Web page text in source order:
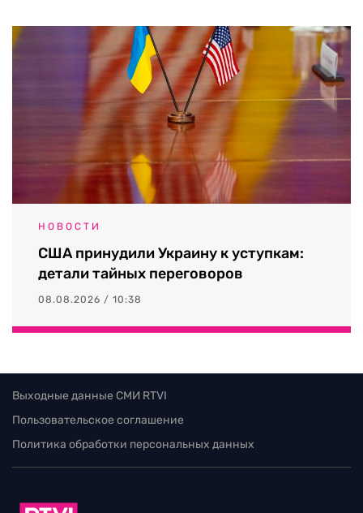
НОВОСТИ
США принудили Украину к уступкам:
детали тайных переговоров
08.08.2026 / 10:38
Выходные данные СМИ RTVI
Пользовательское соглашение
Политика обработки персональных данных